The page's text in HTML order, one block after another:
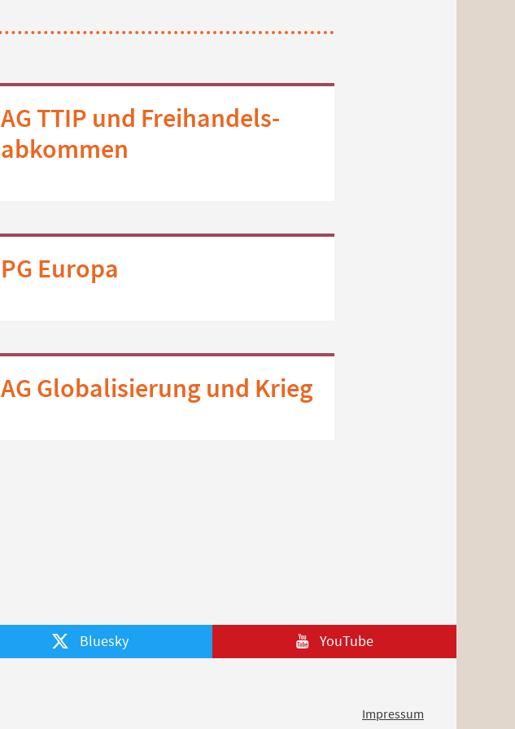
AG TTIP und Freihandels-
abkommen
PG Europa
AG Globalisierung und Krieg
Bluesky YouTube
Impressum